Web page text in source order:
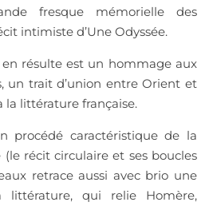
fresque mémorielle des
intimiste d’Une Odyssée.
en résulte est un hommage aux
un trait d’union entre Orient et
la littérature française.
procédé caractéristique de la
récit circulaire et ses boucles
retrace aussi avec brio une
qui relie Homère,